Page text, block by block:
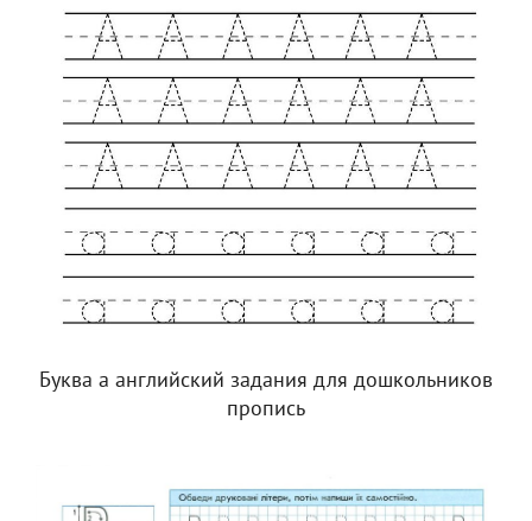
Буква а английский задания для дошкольников
пропись